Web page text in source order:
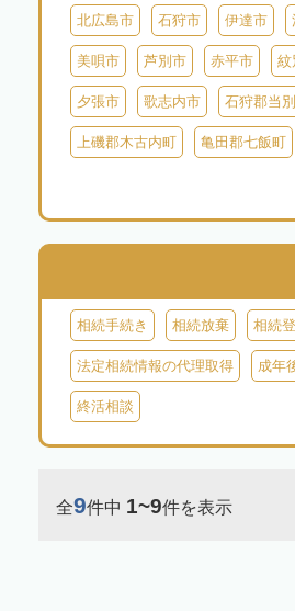
北広島市 石狩市 伊達市
美唄市 芦別市 赤平市 紋
夕張市 歌志内市 石狩郡当
上磯郡木古内町 亀田郡七飯町
島牧郡島牧村 寿都郡寿都町
岩内郡共和町 岩内郡岩内町
余市郡仁木町 余市郡余市町
空知郡上富良野町 空知郡中富
樺戸郡月形町
上川郡東神楽町 上川郡鷹栖町
相続手続き 相続放棄 相続
法定相続情報の代理取得 成年
終活相談
全9件中 1~9件を表示